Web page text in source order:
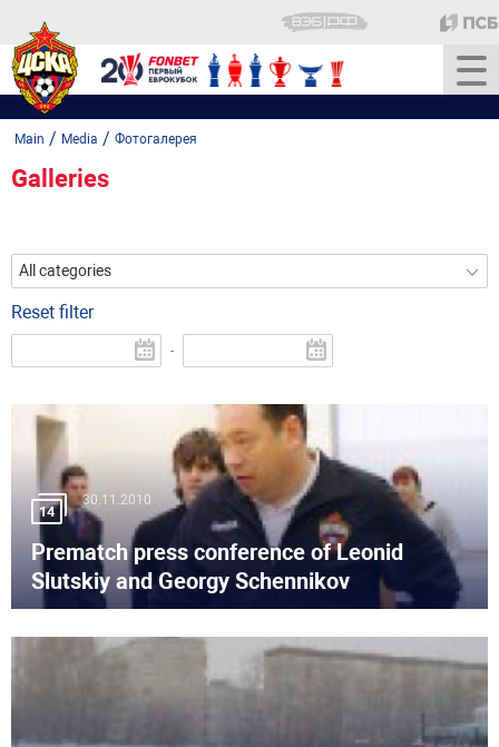
Main / Media / Фотогалерея
Galleries
All categories
Reset filter
-
14
30.11.2010
Prematch press conference of Leonid
Slutskiy and Georgy Schennikov